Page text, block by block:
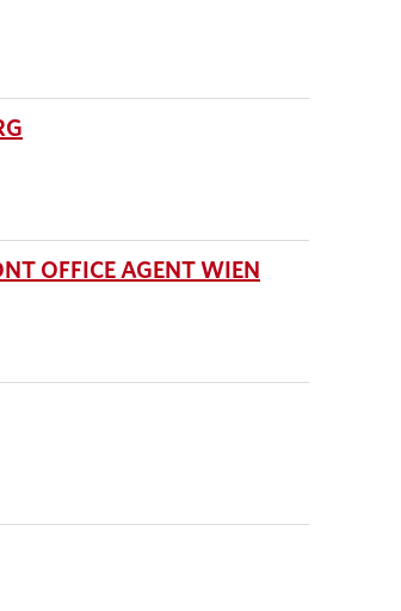
OFFICE AGENT WIEN